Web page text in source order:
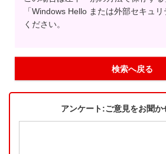
「Windows Hello または外部セキュ
ください。
検索へ戻る
アンケート:ご意見をお聞か